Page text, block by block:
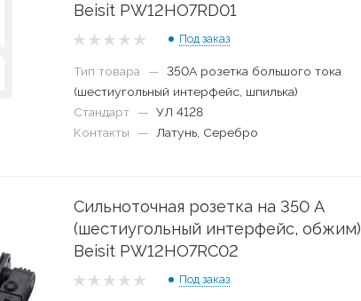
Beisit PW12HO7RD01
Под заказ
Тип товара — 350А розетка большого тока
(шестиугольный интерфейс, шпилька)
Стандарт
— УЛ 4128
Контакты
— Латунь, Серебро
Сильноточная розетка на 350 А
(шестиугольный интерфейс, обжим)
Beisit PW12HO7RC02
Под заказ